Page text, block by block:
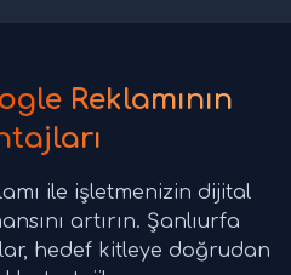
Reklamının
ile işletmenizin dijital
artırın. Şanlıurfa
hedef kitleye doğrudan